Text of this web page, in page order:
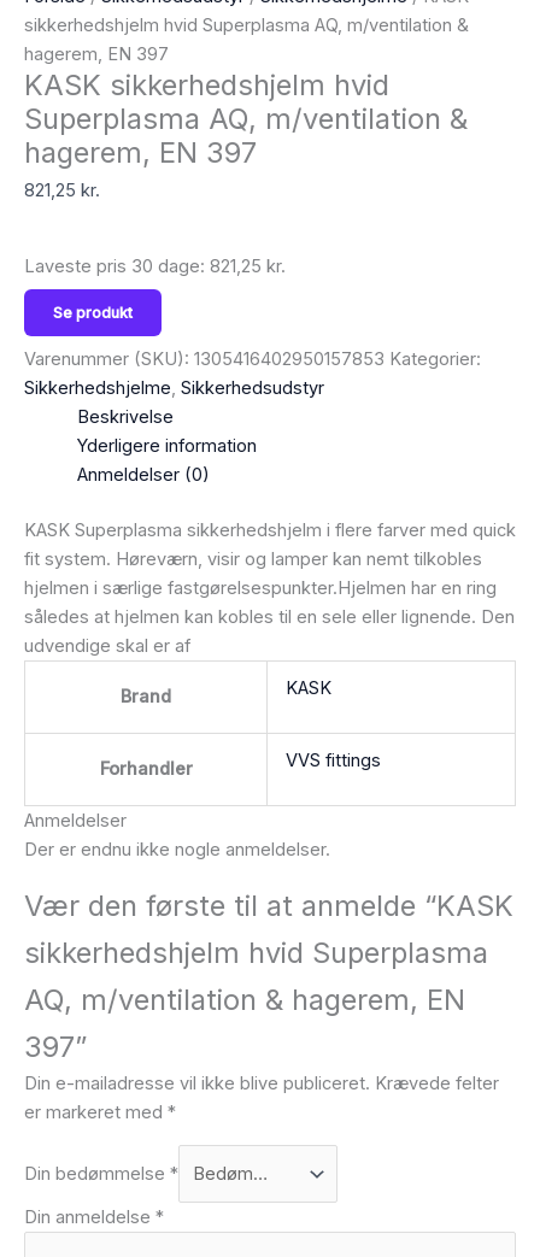
sikkerhedshjelm hvid Superplasma AQ, m/ventilation &
hagerem, EN 397
KASK sikkerhedshjelm hvid
Superplasma AQ, m/ventilation &
hagerem, EN 397
821,25 kr.
Laveste pris 30 dage: 821,25 kr.
Se produkt
Varenummer (SKU): 1305416402950157853 Kategorier:
Sikkerhedshjelme, Sikkerhedsudstyr
Beskrivelse
Yderligere information
Anmeldelser (0)
KASK Superplasma sikkerhedshjelm i flere farver med quick
fit system. Høreværn, visir og lamper kan nemt tilkobles
hjelmen i særlige fastgørelsespunkter.Hjelmen har en ring
således at hjelmen kan kobles til en sele eller lignende. Den
udvendige skal er af
Brand KASK
Forhandler VVS fittings
Anmeldelser
Der er endnu ikke nogle anmeldelser.
Vær den første til at anmelde “KASK
sikkerhedshjelm hvid Superplasma
AQ, m/ventilation & hagerem, EN
397”
Din e-mailadresse vil ikke blive publiceret. Krævede felter
er markeret med *
Din bedømmelse *
Din anmeldelse *